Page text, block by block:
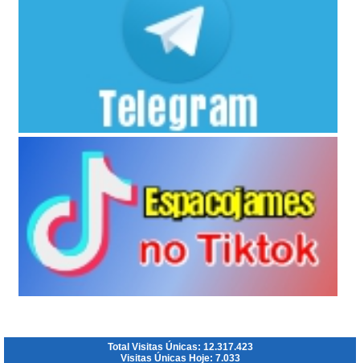
Total Visitas Únicas: 12.317.423
Visitas Únicas Hoje: 7.033